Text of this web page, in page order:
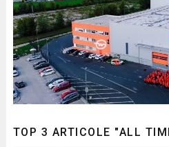
TOP 3 ARTICOLE "ALL